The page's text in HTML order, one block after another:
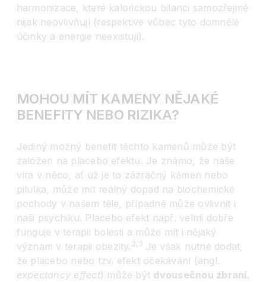
harmonizace, které kalorickou bilanci samozřejmě
nijak neovlivňují (respektive vůbec tyto domnělé
účinky a energie neexistují).
MOHOU MÍT KAMENY NĚJAKÉ
BENEFITY NEBO RIZIKA?
Jediný možný benefit těchto kamenů může být
založen na placebo efektu. Je známo, že naše
víra v něco, ať už je to zázračný kámen nebo
pilulka, může mít reálný dopad na biochemické
pochody v našem těle, případně může ovlivnit i
naši psychiku. Placebo efekt např. velmi dobře
funguje v terapii bolesti a může mít i nějaký
význam v terapii obezity. 2,3 Je však nutné dodat,
že placebo nebo tzv. efekt očekávání (angl.
expectancy effect) může být dvousečnou zbraní.